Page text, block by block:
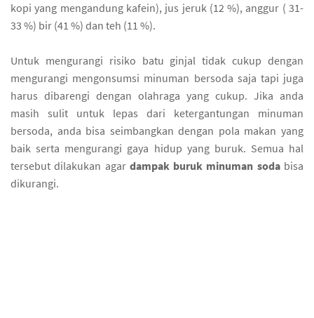
kopi yang mengandung kafein), jus jeruk (12 %), anggur ( 31-
33 %) bir (41 %) dan teh (11 %).
Untuk mengurangi risiko batu ginjal tidak cukup dengan
mengurangi mengonsumsi minuman bersoda saja tapi juga
harus dibarengi dengan olahraga yang cukup. Jika anda
masih sulit untuk lepas dari ketergantungan minuman
bersoda, anda bisa seimbangkan dengan pola makan yang
baik serta mengurangi gaya hidup yang buruk. Semua hal
tersebut dilakukan agar dampak buruk minuman sodabisa
dikurangi.